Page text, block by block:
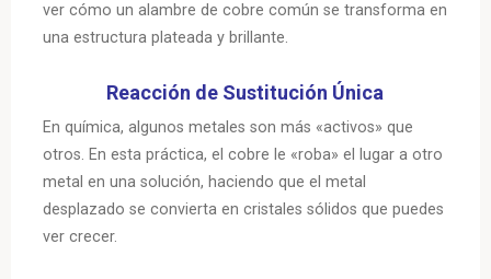
ver cómo un alambre de cobre común se transforma en
una estructura plateada y brillante.
Reacción de Sustitución Única
En química, algunos metales son más «activos» que
otros. En esta práctica, el cobre le «roba» el lugar a otro
metal en una solución, haciendo que el metal
desplazado se convierta en cristales sólidos que puedes
ver crecer.